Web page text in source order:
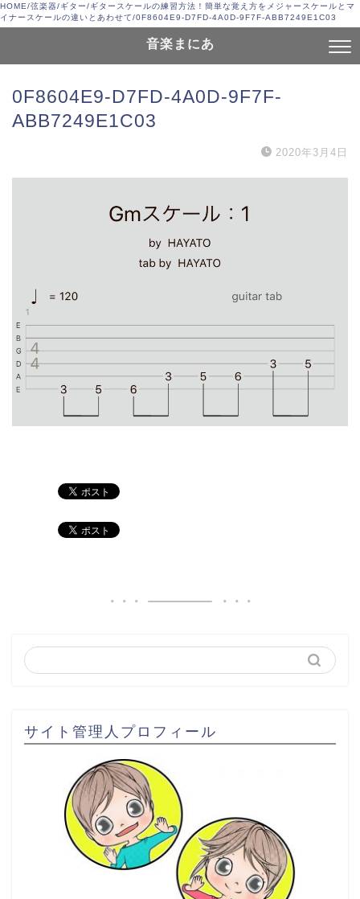
HOME/弦楽器/ギター/ギタースケールの練習方法！簡単な覚え方をメジャースケールとマ
イナースケールの違いとあわせて/0F8604E9-D7FD-4A0D-9F7F-ABB7249E1C03
音楽まにあ
0F8604E9-D7FD-4A0D-9F7F-
ABB7249E1C03
2020年3月4日
サイト管理人プロフィール